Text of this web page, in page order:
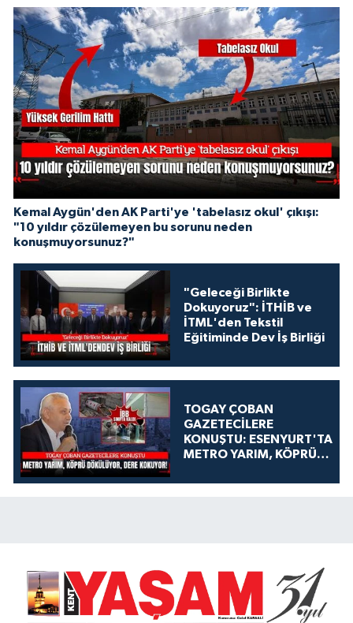
Kemal Aygün'den AK Parti'ye 'tabelasız okul' çıkışı:
"10 yıldır çözülemeyen bu sorunu neden
konuşmuyorsunuz?"
"Geleceği Birlikte
Dokuyoruz": İTHİB ve
İTML'den Tekstil
Eğitiminde Dev İş Birliği
TOGAY ÇOBAN
GAZETECİLERE
KONUŞTU: ESENYURT'TA
METRO YARIM, KÖPRÜ
KOKUYOR!